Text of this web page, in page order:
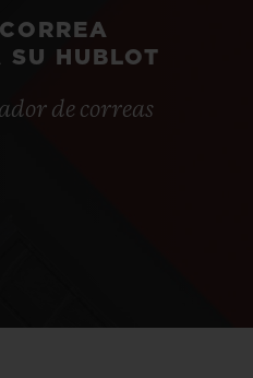
SU HUBLOT
de correas